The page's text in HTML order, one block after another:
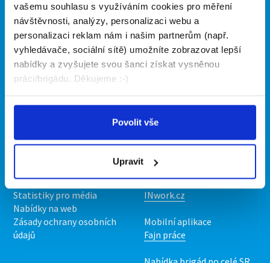
vašemu souhlasu s využíváním cookies pro měření
návštěvnosti, analýzy, personalizaci webu a
personalizaci reklam nám i našim partnerům (např.
vyhledávače, sociální sítě) umožníte zobrazovat lepší
nabídky a zvyšujete svou šanci získat vysněnou
práci/brigádu. Děkujeme :-)
Povolit vše
Upravit
Brigádníci
Články
Hledané brigády
Firmy
Vložit inzerát
Ceník
Kontakt
Upravit předvolby cookies
Statistiky pro média
Nabídky na web
Zásady ochrany osobních
údajů
Naše další projekty
Mobilní aplikace
Nabídka práce z celé ČR
INwork.cz
Mobilní aplikace
Fajn práce